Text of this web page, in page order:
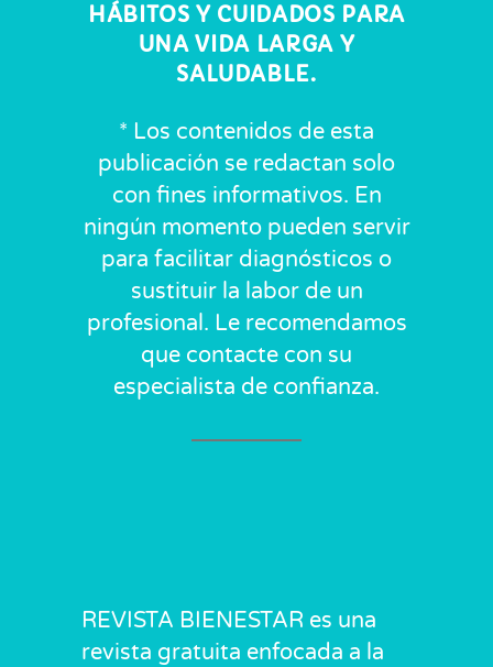
HÁBITOS Y CUIDADOS PARA
UNA VIDA LARGA Y
SALUDABLE.
* Los contenidos de esta
publicación se redactan solo
con fines informativos. En
ningún momento pueden servir
para facilitar diagnósticos o
sustituir la labor de un
profesional. Le recomendamos
que contacte con su
especialista de confianza.
REVISTA BIENESTAR es una
revista gratuita enfocada a la